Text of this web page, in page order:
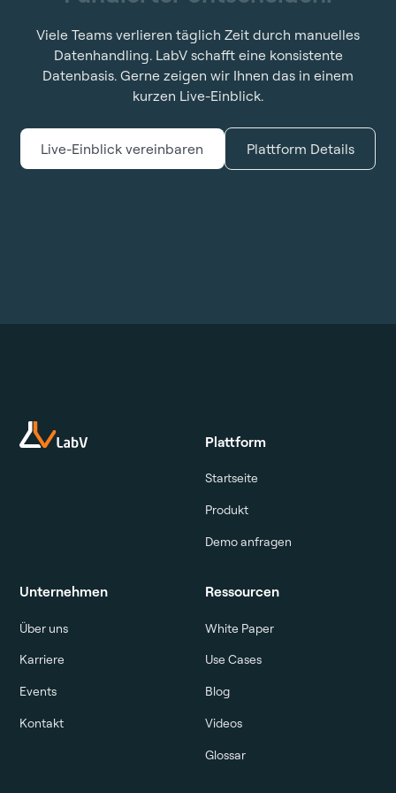
Viele Teams verlieren täglich Zeit durch manuelles
Datenhandling. LabV schafft eine konsistente
Datenbasis. Gerne zeigen wir Ihnen das in einem
kurzen Live-Einblick.
Live-Einblick vereinbaren Plattform Details
Plattform
Startseite
Produkt
Demo anfragen
Unternehmen
Über uns
Karriere
Events
Kontakt
Ressourcen
White Paper
Use Cases
Blog
Videos
Glossar